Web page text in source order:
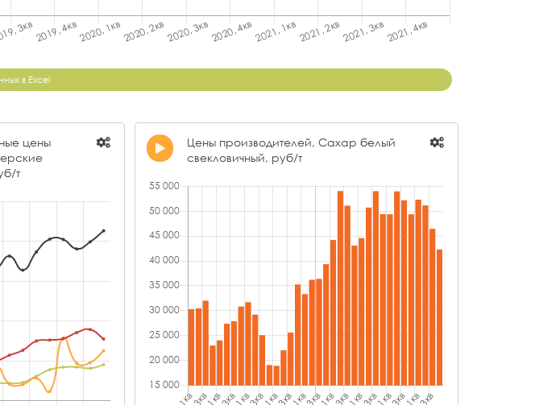
в Excel
цены
т
Цены производителей, Сахар белый
свекловичный, руб/т